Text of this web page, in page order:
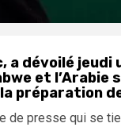
dévoilé jeudi
et
préparation
de presse qui se